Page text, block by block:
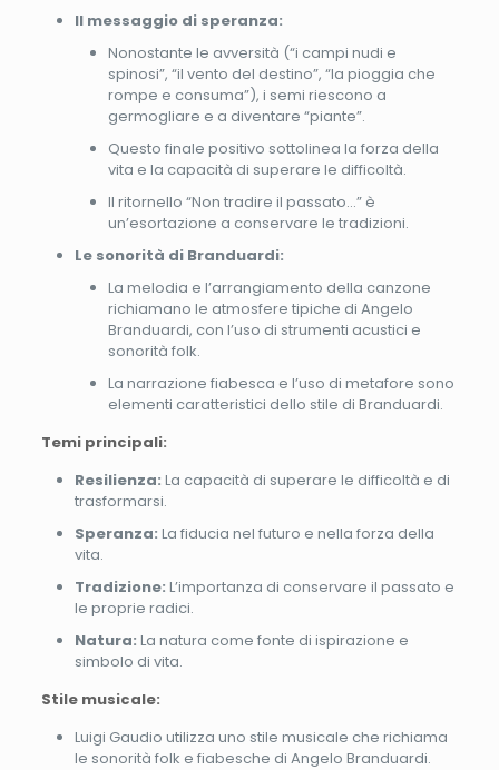
Il messaggio di speranza:
Nonostante le avversità (“i campi nudi e
spinosi”, “il vento del destino”, “la pioggia che
rompe e consuma”), i semi riescono a
germogliare e a diventare “piante”.
Questo finale positivo sottolinea la forza della
vita e la capacità di superare le difficoltà.
Il ritornello “Non tradire il passato…” è
un’esortazione a conservare le tradizioni.
Le sonorità di Branduardi:
La melodia e l’arrangiamento della canzone
richiamano le atmosfere tipiche di Angelo
Branduardi, con l’uso di strumenti acustici e
sonorità folk.
La narrazione fiabesca e l’uso di metafore sono
elementi caratteristici dello stile di Branduardi.
Temi principali:
Resilienza: La capacità di superare le difficoltà e di
trasformarsi.
Speranza: La fiducia nel futuro e nella forza della
vita.
Tradizione: L’importanza di conservare il passato e
le proprie radici.
Natura: La natura come fonte di ispirazione e
simbolo di vita.
Stile musicale:
Luigi Gaudio utilizza uno stile musicale che richiama
le sonorità folk e fiabesche di Angelo Branduardi.